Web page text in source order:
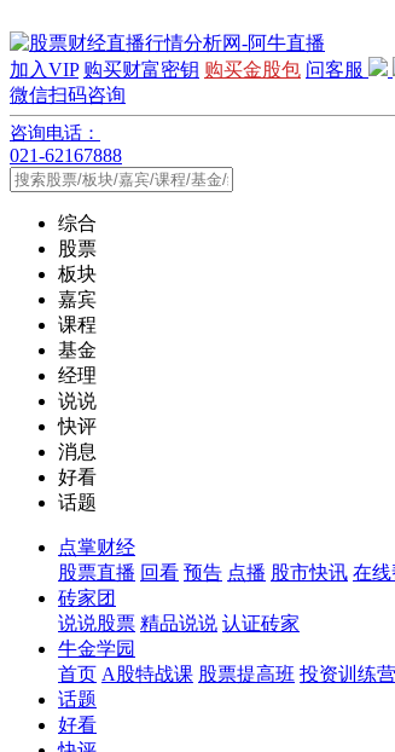
加入VIP 购买财富密钥 购买金股包 问客服
微信扫码咨询
咨询电话：
021-62167888
综合
股票
板块
嘉宾
课程
基金
经理
说说
快评
消息
好看
话题
点掌财经
股票直播 回看 预告 点播 股市快讯 在线
砖家团
说说股票 精品说说 认证砖家
牛金学园
首页 A股特战课 股票提高班 投资训练营
话题
好看